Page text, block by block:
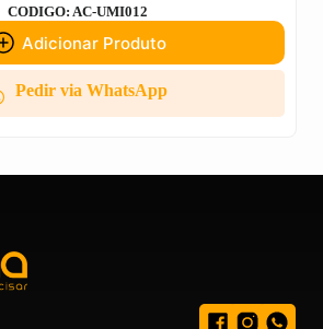
CODIGO: AC-UMI012
Adicionar Produto
Pedir via WhatsApp